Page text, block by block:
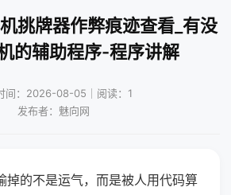
挑牌器作弊痕迹查看_有没
的辅助程序-程序讲解
间：2026-08-05｜阅读：1
发布者：魅向网
掉的不是运气，而是被人用代码算